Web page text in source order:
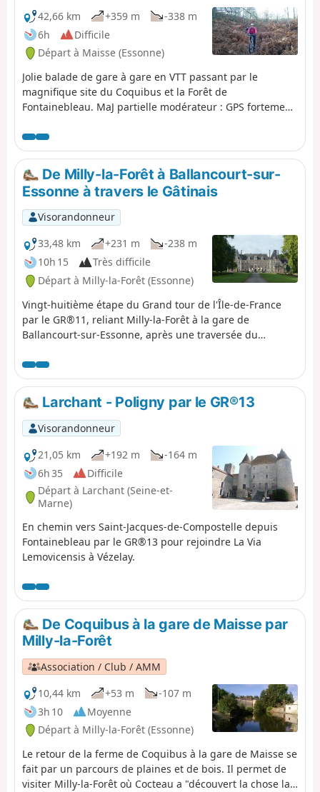
42,66 km
+359 m
-338 m
6h
Difficile
Départ à Maisse (Essonne)
Jolie balade de gare à gare en VTT passant par le
magnifique site du Coquibus et la Forêt de
Fontainebleau. MaJ partielle modérateur : GPS fortement
De Milly-la-Forêt à Ballancourt-sur-
Essonne à travers le Gâtinais
Visorandonneur
33,48 km
+231 m
-238 m
10h 15
Très difficile
Départ à Milly-la-Forêt (Essonne)
Vingt-huitième étape du Grand tour de l'Île-de-France
par le GR®11, reliant Milly-la-Forêt à la gare de
Ballancourt-sur-Essonne, après une traversée du
l'étape précédente venant de Fontainebleau, après une
nuit sur place.Cette étape débute dans la vallée de
l'École avec un riche patrimoine : Milly-la-Forêt, Moigny-
sur-École, Courances et son château, et Dannemois cher
à Claude François. Elle poursuit à travers les champs du
Gâtinais, puis les crêtes et les platières de grès de la
forêt des Grands Avaux, pour finir à Ballancourt-sur-
Essonne dans la vallée éponyme.L'étape est très belle
mais très longue, et sans doute la plus éprouvante
physiquement de toutes celles du GR®11, surtout dans
sa seconde partie. Mais il est possible de la couper en
deux en logeant sur place et/ou de la raccourcir en
plusieurs endroits en la simplifiant.
Larchant - Poligny par le GR®13
Visorandonneur
21,05 km
+192 m
-164 m
6h 35
Difficile
Départ à Larchant (Seine-et-
Marne)
En chemin vers Saint-Jacques-de-Compostelle depuis
Fontainebleau par le GR®13 pour rejoindre La Via
Lemovicensis à Vézelay.
De Coquibus à la gare de Maisse par
Milly-la-Forêt
Association / Club / AMM
10,44 km
+53 m
-107 m
3h 10
Moyenne
Départ à Milly-la-Forêt (Essonne)
Le retour de la ferme de Coquibus à la gare de Maisse se
fait par un parcours de plaines et de bois. Il permet de
visiter Milly-la-Forêt où Cocteau a "découvert la chose la